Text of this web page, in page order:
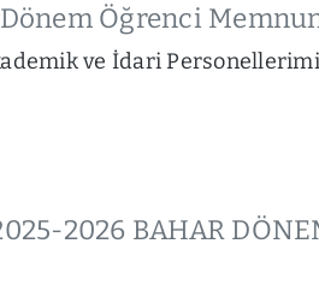
Dönem Öğrenci
ve İdari
2026 BAHAR